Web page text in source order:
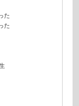
た
た